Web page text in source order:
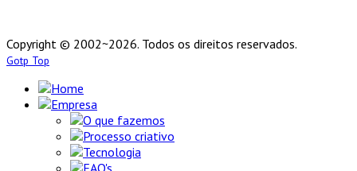
Copyright © 2002~2026. Todos os direitos reservados.
Gotp Top
Home
Empresa
O que fazemos
Processo criativo
Tecnologia